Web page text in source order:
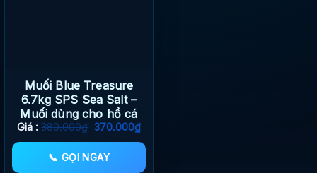
Muối Blue Treasure
6.7kg SPS Sea Salt –
Muối dùng cho hồ cá
cảnh biển
Giá :380.000₫ Giá
là:
380.000₫.
370.000₫Giá
hiện
tại
370.000₫.
📞 GỌI NGAY